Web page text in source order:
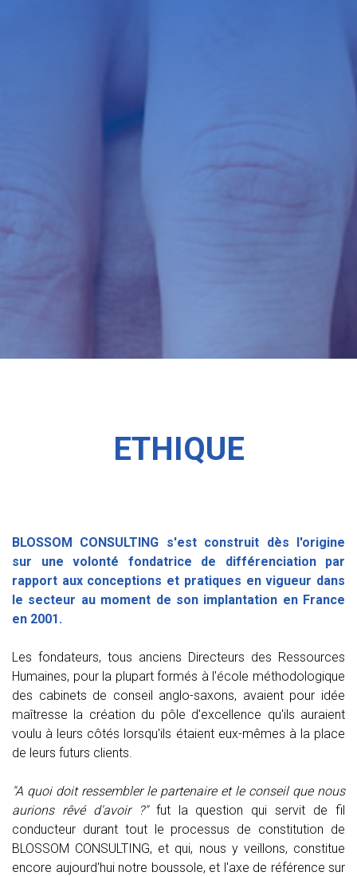
ETHIQUE
BLOSSOM CONSULTING s'est construit dès l'origine
sur une volonté fondatrice de différenciation par
rapport aux conceptions et pratiques en vigueur dans
le secteur au moment de son implantation en France
en 2001.
Les fondateurs, tous anciens Directeurs des Ressources
Humaines, pour la plupart formés à l'école méthodologique
des cabinets de conseil anglo-saxons, avaient pour idée
maîtresse la création du pôle d'excellence qu'ils auraient
voulu à leurs côtés lorsqu'ils étaient eux-mêmes à la place
de leurs futurs clients.
"A quoi doit ressembler le partenaire et le conseil que nous
aurions rêvé d'avoir ?"fut la question qui servit de fil
conducteur durant tout le processus de constitution de
BLOSSOM CONSULTING, et qui, nous y veillons, constitue
encore aujourd'hui notre boussole, et l'axe de référence sur